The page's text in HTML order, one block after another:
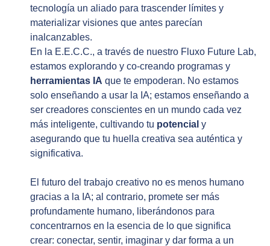
tecnología un aliado para trascender límites y
materializar visiones que antes parecían
inalcanzables.
En la E.E.C.C., a través de nuestro Fluxo Future Lab,
estamos explorando y co-creando programas y
herramientas IA que te empoderan. No estamos
solo enseñando a usar la IA; estamos enseñando a
ser creadores conscientes en un mundo cada vez
más inteligente, cultivando tu potencial y
asegurando que tu huella creativa sea auténtica y
significativa.
El futuro del trabajo creativo no es menos humano
gracias a la IA; al contrario, promete ser más
profundamente humano, liberándonos para
concentrarnos en la esencia de lo que significa
crear: conectar, sentir, imaginar y dar forma a un